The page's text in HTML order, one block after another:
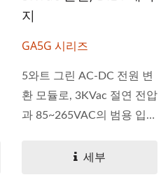
지
GA5G 시리즈
5와트 그린 AC-DC 전원 변
환 모듈로, 3KVac 절연 전압
과 85~265VAC의 범용 입
세부